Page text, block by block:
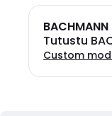
Tutustu
Custom